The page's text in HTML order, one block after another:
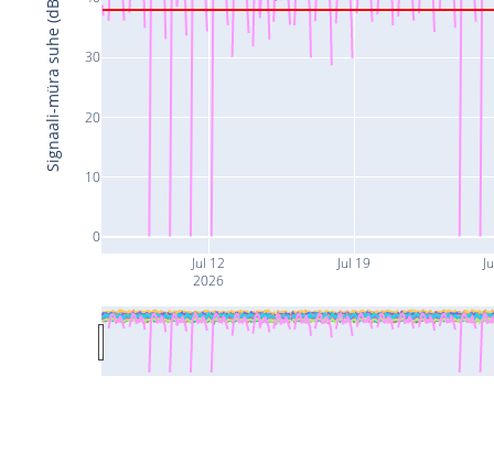
Jul 12
2026
Jul 19
0
10
20
30
Signaali-müra suhe (dB)